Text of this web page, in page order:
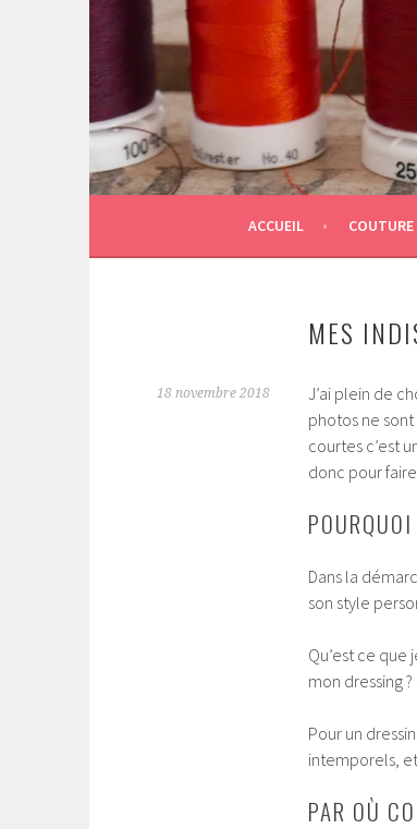
principal
ACCUEIL COUTURE
MES
18 novembre 2018
J’ai plein de
photos ne
courtes c’est
donc pour
Dans la
son style
Qu’est ce que
mon dressing
Pour un
intemporels,
PAR OÙ